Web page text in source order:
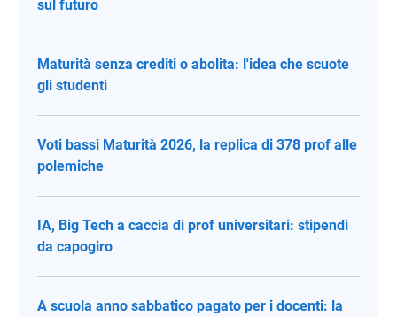
sul futuro
Maturità senza crediti o abolita: l'idea che scuote
gli studenti
Voti bassi Maturità 2026, la replica di 378 prof alle
polemiche
IA, Big Tech a caccia di prof universitari: stipendi
da capogiro
A scuola anno sabbatico pagato per i docenti: la